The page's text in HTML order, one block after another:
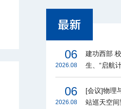
06
2026.08
建功西部
生、“启航
篇）
06
2026.08
[会议]物理
站巡天空